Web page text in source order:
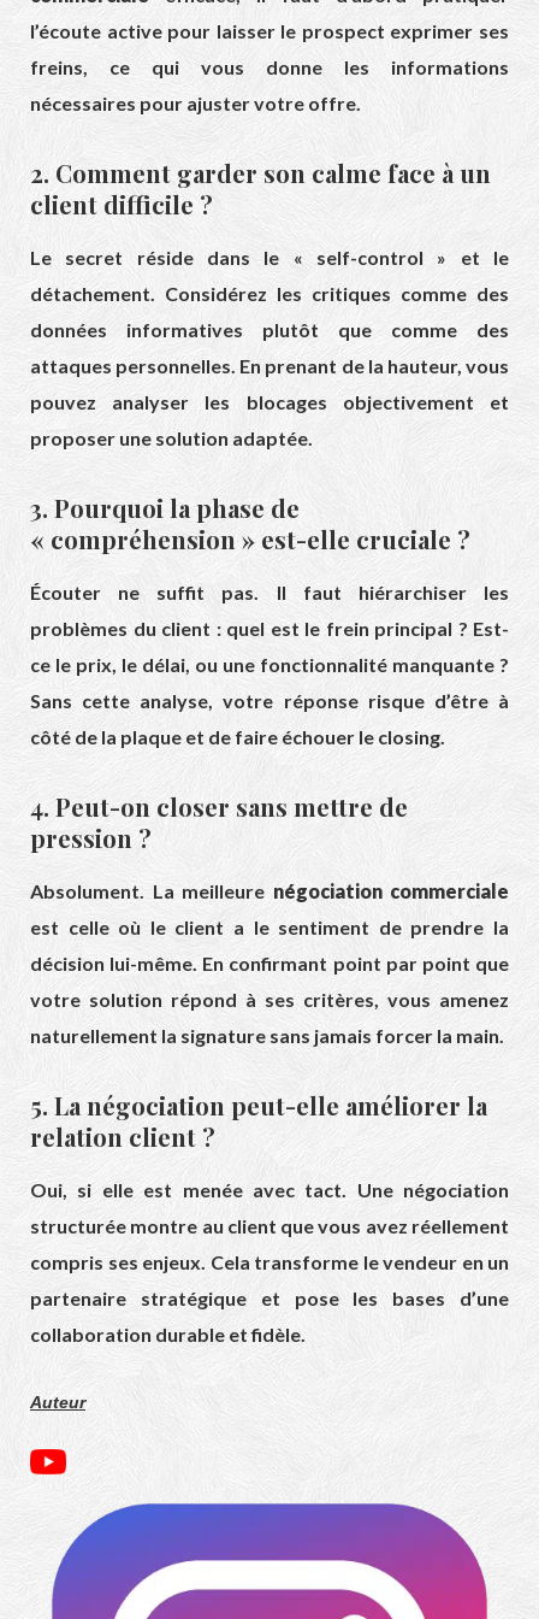
l’écoute active pour laisser le prospect exprimer ses
freins, ce qui vous donne les informations
nécessaires pour ajuster votre offre.
2. Comment garder son calme face à un
client difficile ?
Le secret réside dans le « self-control » et le
détachement. Considérez les critiques comme des
données informatives plutôt que comme des
attaques personnelles. En prenant de la hauteur, vous
pouvez analyser les blocages objectivement et
proposer une solution adaptée.
3. Pourquoi la phase de
« compréhension » est-elle cruciale ?
Écouter ne suffit pas. Il faut hiérarchiser les
problèmes du client : quel est le frein principal ? Est-
ce le prix, le délai, ou une fonctionnalité manquante ?
Sans cette analyse, votre réponse risque d’être à
côté de la plaque et de faire échouer le closing.
4. Peut-on closer sans mettre de
pression ?
Absolument. La meilleure négociation commerciale
est celle où le client a le sentiment de prendre la
décision lui-même. En confirmant point par point que
votre solution répond à ses critères, vous amenez
naturellement la signature sans jamais forcer la main.
5. La négociation peut-elle améliorer la
relation client ?
Oui, si elle est menée avec tact. Une négociation
structurée montre au client que vous avez réellement
compris ses enjeux. Cela transforme le vendeur en un
partenaire stratégique et pose les bases d’une
collaboration durable et fidèle.
Auteur